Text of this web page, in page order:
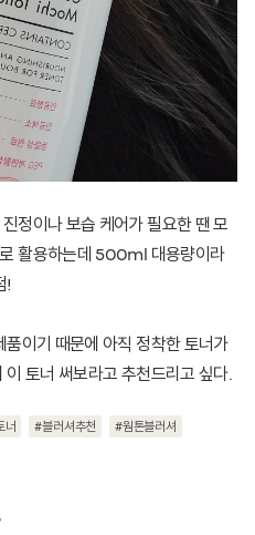
정이나 보습 케어가 필요한 땐 모
활용하는데 500ml 대용량이라
!
이기 때문에 아직 정착한 토너가
토너 써보라고 추천드리고 싶다.
너 #블러셔추천 #웜톤블러셔